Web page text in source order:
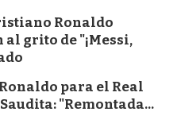
Ronaldo
grito de "¡Messi,
para el Real
"Remontada...